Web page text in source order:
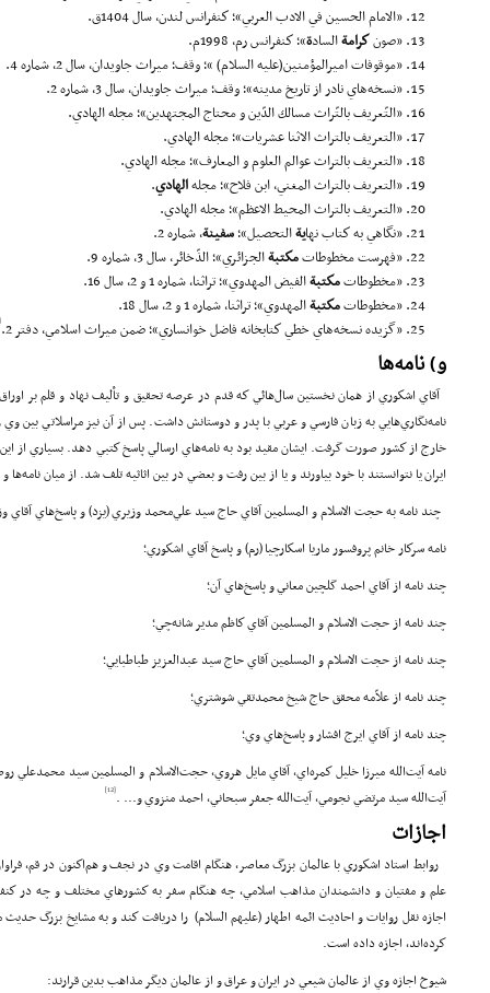
«الامام الحسين في الادب العربي»؛ كنفرانس لندن، سال 1404ق.
«صونكرامةالسادة»؛ كنفرانس رم، 1998م.
«موقوفات اميرالمؤمنين(علیه السلام) »؛ وقف؛ ميراث جاويدان، سال 2، شماره 4.
«نسخه‌هاي نادر از تاريخ مدينه»؛ وقف؛ ميراث جاويدان، سال 3، شماره 2.
«التّعريف بالتّراث مسالك الدّين و محتاج المجتهدين»؛ مجله الهادي.
«التعريف بالتراث الاثنا عشريات»؛ مجله الهادي.
«التعريف بالتراث عوالم العلوم و المعارف»؛ مجله الهادي.
«التعريف بالتراث المغني، ابن فلاح»؛ مجلهالهادي.
«التعريف بالتراث المحيط الاعظم»؛ مجله الهادي.
«نگاهي به كتاب نهايةالتحصيل»؛سفينة، شماره 2.
«فهرست مخطوطاتمكتبةالجزائري»؛ الذّخائر، سال 3، شماره 9.
«مخطوطاتمكتبةالفيض المهدوي»؛ تراثنا، شماره 1 و 2، سال 16.
«مخطوطاتمكتبةالمهدوي»؛ تراثنا، شماره 1 و 2، سال 18.
«گزيده نسخه‌هاي خطي كتاب­خانه فاضل خوانساري»؛ ضمن ميراث اسلامي، دفتر 2.
[11]
و) نامه‌ها
آقاي اشكوري از همان نخستين سال‌هائي كه قدم در عرصه تحقيق و تأليف نهاد و قلم بر
نامه‌نگاري‌هايي به زبان فارسي و عربي با پدر و دوستانش داشت. پس از آن نيز مراسلاتي بين
خارج از كشور صورت گرفت. ايشان مقيد بود به نامه‌هاي ارسالي پاسخ كتبي دهد. بسياري از
ايران يا نتوانستند با خود بياورند و يا از بين رفت و بعضي در بين اثاثيه تلف شد. از ميان
چند نامه به حجت الاسلام و المسلمين آقاي حاج سيد علي‌محمد وزيري (يزد) و پاسخ‌هاي آقاي
نامه سركار خانم پروفسور ماريا اسكارچيا (رم) و پاسخ آقاي اشكوري؛
چند نامه از آقاي احمد گلچين معاني و پاسخ‌هاي آن؛
چند نامه از حجت ‌الاسلام و المسلمين آقاي كاظم مدير شانه‌چي؛
چند نامه از حجت ‌الاسلام و المسلمين آقاي حاج سيد عبدالعزيز طباطبايي؛
چند نامه از علاّمه محقق حاج شيخ محمدتقي شوشتري؛
چند نامه از آقاي ايرج افشار و پاسخ‌هاي وي؛
نامه آيت‌الله ميرزا خليل كمره‌اي،‌ آقاي مايل هروي، حجت‌الاسلام و المسلمين سيد محمدعلي
آيت‌الله سيد مرتضي نجومي، آيت‌الله جعفر سبحاني، احمد منزوي و... .[12]
اجازات
روابط استاد اشكوري با عالمان بزرگ معاصر، هنگام اقامت وي در نجف و هم‌اكنون در قم،
علم و مفتيان و دانشمندان مذاهب اسلامي، چه هنگام سفر به كشورهاي مختلف و چه در
اجازه نقل روايات و احاديث ائمه اطهار (علیهم السلام) را دريافت كند و به مشايخ بزرگ
كرده‌اند، اجازه داده است.
شيوخ اجازه وي از عالمان شيعي در ايران و عراق و از عالمان ديگر مذاهب بدين قرارند: